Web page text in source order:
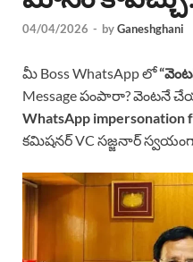
04/04/2026 - byGaneshghani
మీ Boss WhatsApp లో
Message పంపారా? వెంటనే
WhatsApp impersonation
కమిషనర్ VC సజ్జనార్